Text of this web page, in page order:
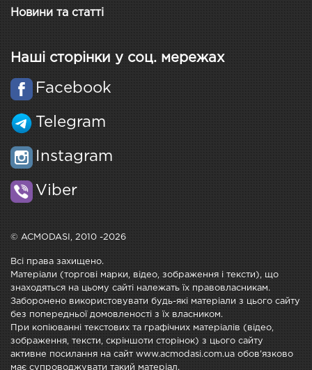
Новини та статті
Наші сторінки у соц. мережах
Facebook
Telegram
Instagram
Viber
© ACMODASI, 2010 -2026
Всі права захищено.
Матеріали (торгові марки, відео, зображення і тексти), що
знаходяться на цьому сайті належать їх правовласникам.
Заборонено використовувати будь-які матеріали з цього сайту
без попередньої домовленості з їх власником.
При копіюванні текстових та графічних матеріалів (відео,
зображення, тексти, скріншоти сторінок) з цього сайту
активне посилання на сайт www.acmodasi.com.ua обов'язково
має супроводжувати такий матеріал.